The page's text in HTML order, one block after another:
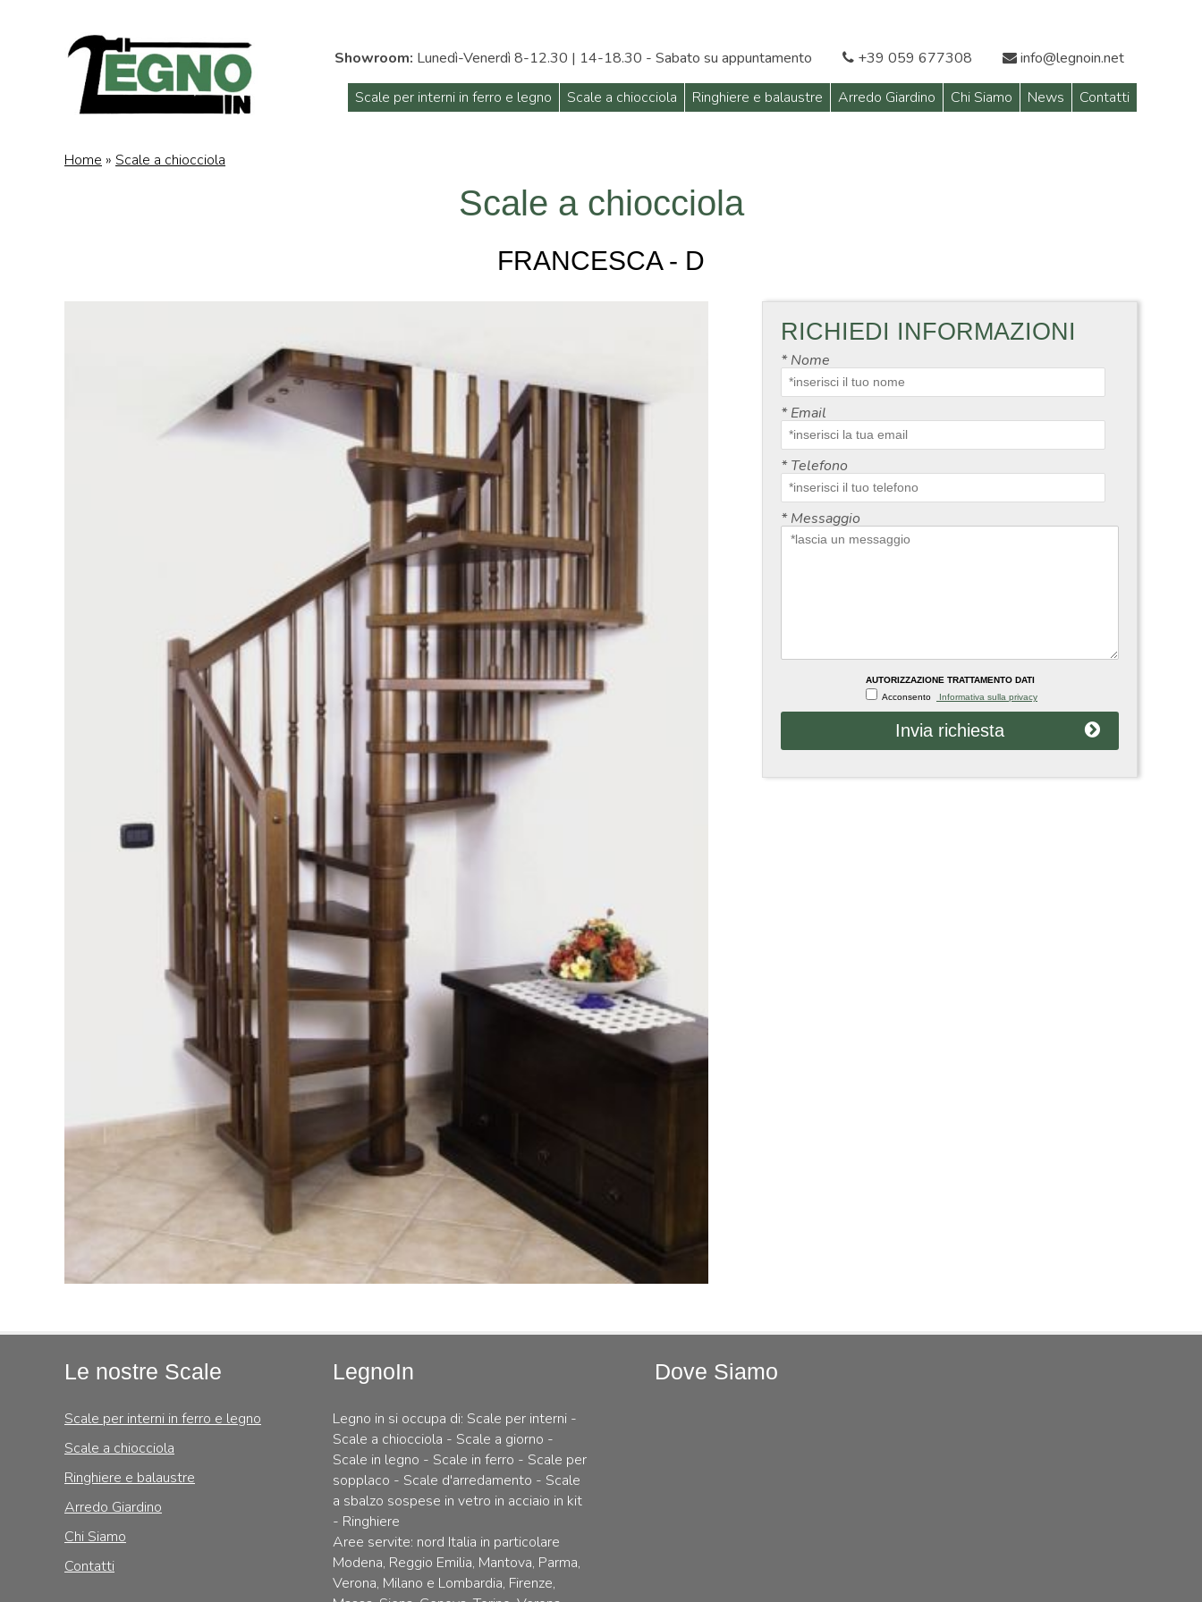
Showroom: Lunedì-Venerdì 8-12.30 | 14-18.30 - Sabato su appuntamento +39 059 677308
info@legnoin.net
Scale per interni in ferro e legno
Scale a chiocciola Ringhiere e balaustre Arredo Giardino Chi Siamo News Contatti
Home » Scale a chiocciola
Scale a chiocciola
FRANCESCA - D
RICHIEDI INFORMAZIONI
*Nome
*Email
*Telefono
*Messaggio
AUTORIZZAZIONE TRATTAMENTO DATI
Acconsento
Informativa sulla privacy
Invia richiesta
Le nostre Scale
Scale per interni in ferro e legno
Scale a chiocciola
Ringhiere e balaustre
Arredo Giardino
Chi Siamo
Contatti
LegnoIn
Legno in si occupa di: Scale per interni -
Scale a chiocciola - Scale a giorno -
Scale in legno - Scale in ferro - Scale per
sopplaco - Scale d'arredamento - Scale
a sbalzo sospese in vetro in acciaio in kit
- Ringhiere
Aree servite: nord Italia in particolare
Modena, Reggio Emilia, Mantova, Parma,
Verona, Milano e Lombardia, Firenze,
Dove Siamo